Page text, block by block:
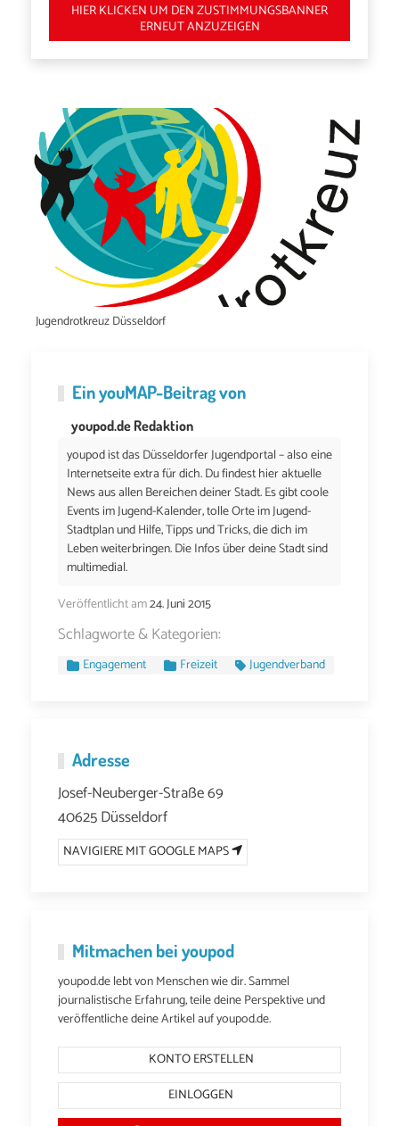
HIER KLICKEN UM DEN ZUSTIMMUNGSBANNER
ERNEUT ANZUZEIGEN
Jugendrotkreuz Düsseldorf
EinyouMAP-Beitrag von
youpod.de Redaktion
youpod ist das Düsseldorfer Jugendportal – also eine
Internetseite extra für dich. Du findest hier aktuelle
News aus allen Bereichen deiner Stadt. Es gibt coole
Events im Jugend-Kalender, tolle Orte im Jugend-
Stadtplan und Hilfe, Tipps und Tricks, die dich im
Leben weiterbringen. Die Infos über deine Stadt sind
multimedial.
Veröffentlicht am24. Juni 2015
Schlagworte & Kategorien:
Engagement Freizeit Jugendverband
Adresse
Josef-Neuberger-Straße 69
40625 Düsseldorf
NAVIGIERE MIT GOOGLE MAPS
Mitmachen bei youpod
youpod.de lebt von Menschen wie dir. Sammel
journalistische Erfahrung, teile deine Perspektive und
veröffentliche deine Artikel auf youpod.de.
KONTO ERSTELLEN
EINLOGGEN